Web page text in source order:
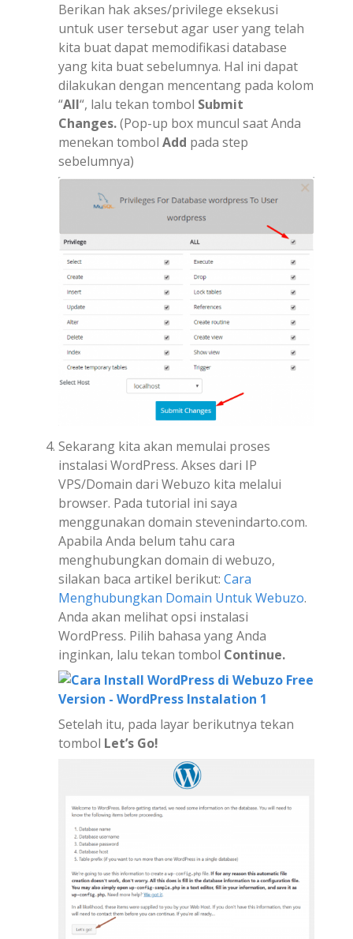
Berikan hak akses/privilege eksekusi
untuk user tersebut agar user yang telah
kita buat dapat memodifikasi database
yang kita buat sebelumnya. Hal ini dapat
dilakukan dengan mencentang pada kolom
“All“, lalu tekan tombol Submit
Changes.(Pop-up box muncul saat Anda
menekan tombol Add pada step
sebelumnya)
Sekarang kita akan memulai proses
instalasi WordPress. Akses dari IP
VPS/Domain dari Webuzo kita melalui
browser. Pada tutorial ini saya
menggunakan domain stevenindarto.com.
Apabila Anda belum tahu cara
menghubungkan domain di webuzo,
silakan baca artikel berikut: Cara
Menghubungkan Domain Untuk Webuzo.
Anda akan melihat opsi instalasi
WordPress. Pilih bahasa yang Anda
inginkan, lalu tekan tombol Continue.
Setelah itu, pada layar berikutnya tekan
tombol Let’s Go!